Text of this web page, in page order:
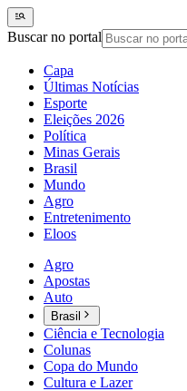
Buscar no portal
Capa
Últimas Notícias
Esporte
Eleições 2026
Política
Minas Gerais
Brasil
Mundo
Agro
Entretenimento
Eloos
Agro
Apostas
Auto
Brasil
Ciência e Tecnologia
Colunas
Copa do Mundo
Cultura e Lazer